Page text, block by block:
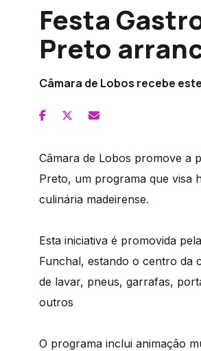
Festa
Preto
Câmara de Lobos recebe
Câmara de Lobos promove a
Preto, um programa que visa
culinária madeirense.
Esta iniciativa é promovida
Funchal, estando o centro da
de lavar, pneus, garrafas,
outros
O programa inclui animação